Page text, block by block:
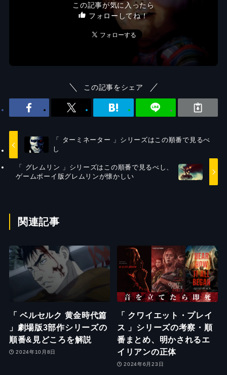
この記事が気に入ったら
フォローしてね！
この記事をシェア
「 ターミネーター 」シリーズはこの順番で見るべ
し
「 グレムリン 」シリーズはこの順番で見るべし、
ゲームボーイ版グレムリンが懐かしい
関連記事
「 ベルセルク 黄金時代篇
」劇場版3部作シリーズの
順番&見どころを解説
2024年10月8日
「 クワイエット・プレイ
ス 」シリーズの考察・順
番まとめ、明かされるエ
イリアンの正体
2024年6月23日